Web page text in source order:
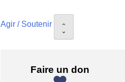
Agir / Soutenir
Faire un don